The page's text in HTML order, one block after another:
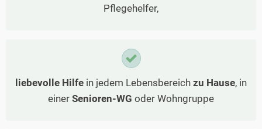
Pflegehelfer,
liebevolle Hilfe in jedem Lebensbereich zu Hause, in
einer Senioren-WG oder Wohngruppe